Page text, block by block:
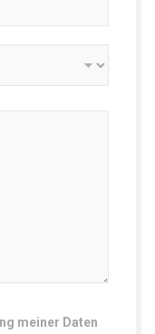
meiner Daten